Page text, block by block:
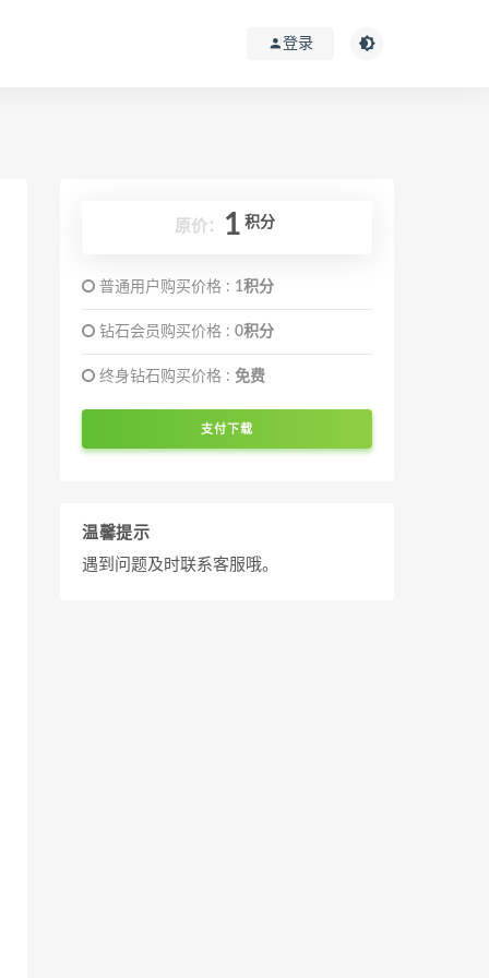
登录
原价： 1 积分
普通用户购买价格 : 1积分
钻石会员购买价格 : 0积分
终身钻石购买价格 : 免费
支付下载
温馨提示
遇到问题及时联系客服哦。